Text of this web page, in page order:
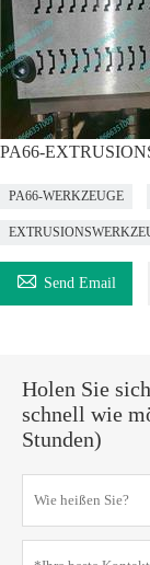
PA66-
PA66-WERKZEUGE
 Send Email
Holen Sie
schnell wie
Stunden)